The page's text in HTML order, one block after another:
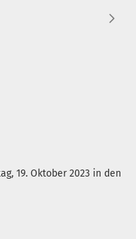
19. Oktober 2023 in den